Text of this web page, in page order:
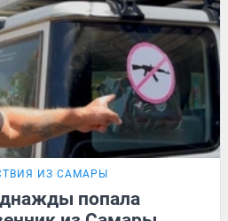
ИЗ САМАРЫ
попала